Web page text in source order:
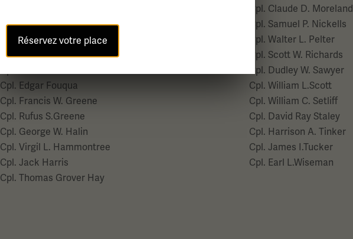
Cpl. Frank W.Dabney, Jr.
Cpl. Paul Dancy
Cpl. Earl J.Douglas
Cpl. Edgar Fouqua
Cpl. Francis W. Greene
Cpl. Rufus S.Greene
Cpl. George W. Halin
Cpl. Virgil L. Hammontree
Cpl. Jack Harris
Cpl. Thomas Grover Hay
Cpl. Claude D. Moreland
Cpl. Samuel P. Nickells
Cpl. Walter L. Pelter
Cpl. Scott W. Richards
Cpl. Dudley W. Sawyer
Cpl. William L.Scott
Cpl. William C. Setliff
Cpl. David Ray Staley
Cpl. Harrison A. Tinker
Cpl. James I.Tucker
Cpl. Earl L.Wiseman
Réservez votre place